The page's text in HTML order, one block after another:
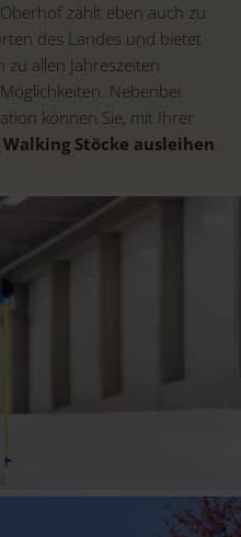
zählt eben auch zu
des Landes und bietet
allen Jahreszeiten
Nebenbei
können Sie, mit Ihrer
Stöcke ausleihen.